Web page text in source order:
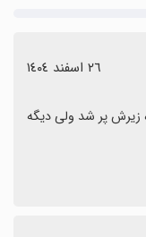
٢٦ اسفند ١٤٠٤